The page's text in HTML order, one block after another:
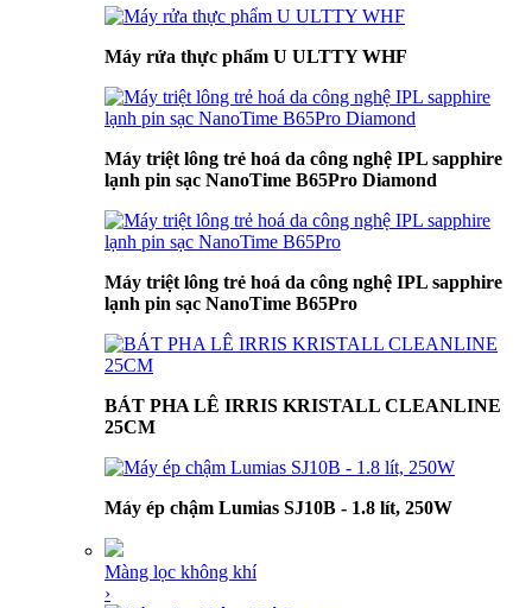
Máy rửa thực phẩm U ULTTY WHF
Máy triệt lông trẻ hoá da công nghệ IPL sapphire
lạnh pin sạc NanoTime B65Pro Diamond
Máy triệt lông trẻ hoá da công nghệ IPL sapphire
lạnh pin sạc NanoTime B65Pro
BÁT PHA LÊ IRRIS KRISTALL CLEANLINE
25CM
Máy ép chậm Lumias SJ10B - 1.8 lít, 250W
Màng lọc không khí
›